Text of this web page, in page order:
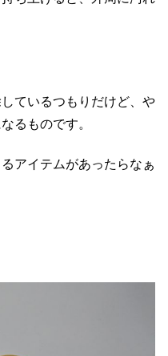
ているつもりだけど、や
るものです。
アイテムがあったらなぁ